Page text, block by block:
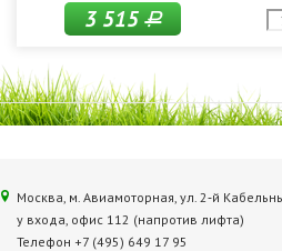
3 515Р
Москва, м. Авиамоторная, ул. 2‑й
у входа, офис 112 (напротив лифта)
Телефон +7 (495) 649 17 95